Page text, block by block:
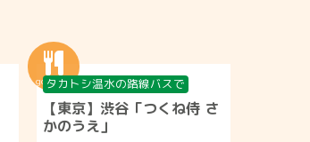
タカトシ温水の路線バスで
【東京】渋谷「つくね侍 さ
かのうえ」